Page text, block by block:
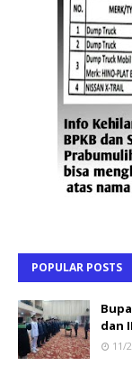
POPULAR POSTS
dan
11/